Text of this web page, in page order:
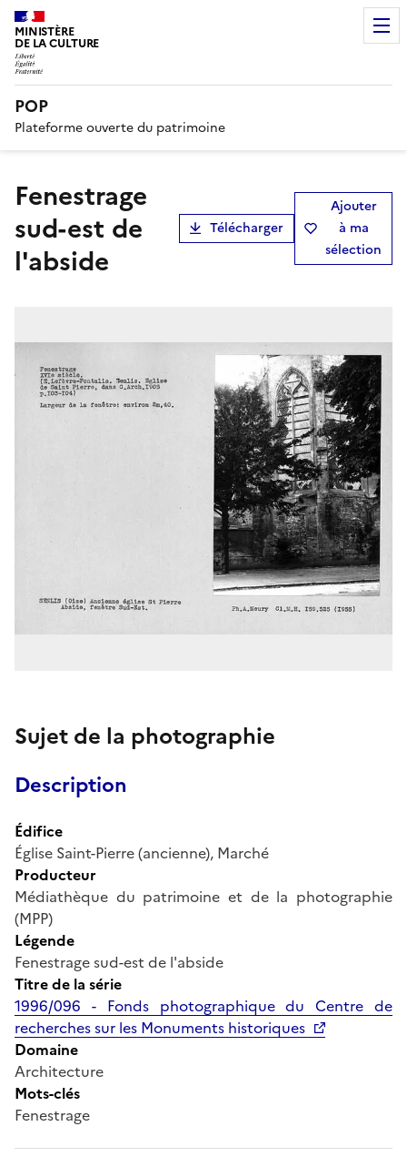
MINISTÈRE
DE LA CULTURE
POP
Plateforme ouverte du patrimoine
Fenestrage
sud-est de
l'abside
Télécharger
Ajouter
à ma
sélection
Sujet de la photographie
Description
Édifice
Église Saint-Pierre (ancienne), Marché
Producteur
Médiathèque du patrimoine et de la photographie
(MPP)
Légende
Fenestrage sud-est de l'abside
Titre de la série
1996/096 - Fonds photographique du Centre de
recherches sur les Monuments historiques
Domaine
Architecture
Mots-clés
Fenestrage